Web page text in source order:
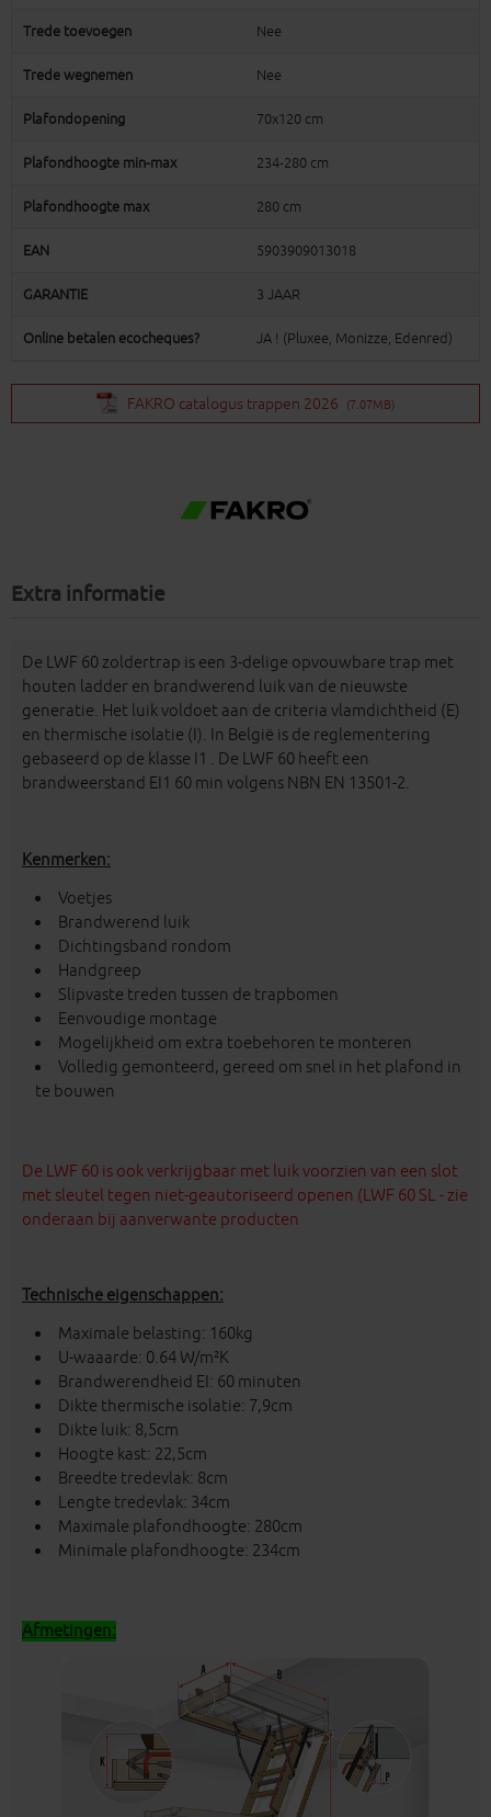
Trede toevoegen Nee
Trede wegnemen Nee
Plafondopening 70x120 cm
Plafondhoogte min-max 234-280 cm
Plafondhoogte max 280 cm
EAN 5903909013018
GARANTIE 3 JAAR
Online betalen ecocheques? JA ! (Pluxee, Monizze, Edenred)
FAKRO catalogus trappen 2026 (7.07MB)
Extra informatie
De LWF 60 zoldertrap is een 3-delige opvouwbare trap met
houten ladder en brandwerend luik van de nieuwste
generatie. Het luik voldoet aan de criteria vlamdichtheid (E)
en thermische isolatie (I). In België is de reglementering
gebaseerd op de klasse I1 . De LWF 60 heeft een
brandweerstand EI1 60 min volgens NBN EN 13501-2.
Kenmerken:
Voetjes
Brandwerend luik
Dichtingsband rondom
Handgreep
Slipvaste treden tussen de trapbomen
Eenvoudige montage
Mogelijkheid om extra toebehoren te monteren
Volledig gemonteerd, gereed om snel in het plafond in
te bouwen
De LWF 60 is ook verkrijgbaar met luik voorzien van een slot
met sleutel tegen niet-geautoriseerd openen (LWF 60 SL - zie
onderaan bij aanverwante producten
Technische eigenschappen:
Maximale belasting: 160kg
U-waaarde: 0.64 W/m²K
Brandwerendheid EI: 60 minuten
Dikte thermische isolatie: 7,9cm
Dikte luik: 8,5cm
Hoogte kast: 22,5cm
Breedte tredevlak: 8cm
Lengte tredevlak: 34cm
Maximale plafondhoogte: 280cm
Minimale plafondhoogte: 234cm
Afmetingen: